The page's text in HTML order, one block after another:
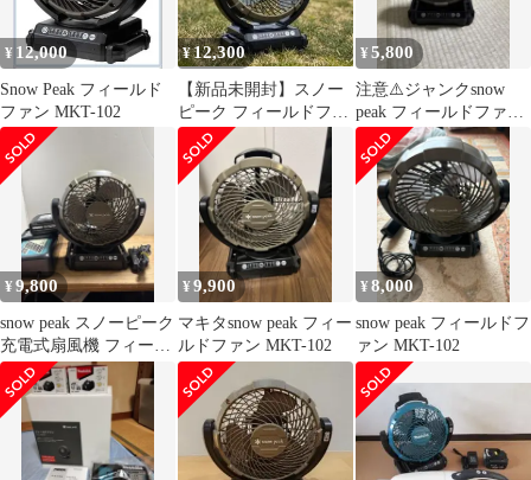
¥ 12,000
Snow Peak フィールド
ファン MKT-102
¥12,300
【新品未開封】スノー
ピーク フィールドファ
ン MKT-102 扇風機
¥5,800
注意⚠️ジャンクsnow
peak フィールドファン
MKT-102 本体 マキタ
¥9,800
snow peak スノーピーク
充電式扇風機 フィール
ドファンMKT-102
¥9,900
マキタsnow peak フィー
ルドファン MKT-102
¥8,000
snow peak フィールドフ
ァン MKT-102